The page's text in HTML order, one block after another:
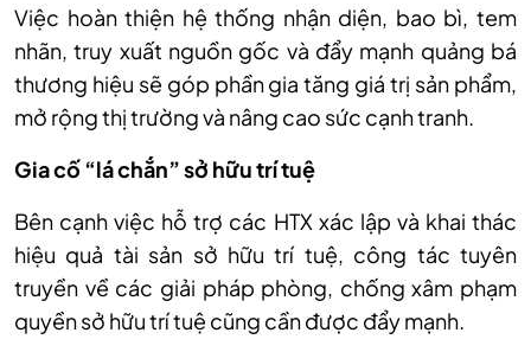
Việc hoàn thiện hệ thống nhận diện, bao bì, tem
nhãn, truy xuất nguồn gốc và đẩy mạnh quảng bá
thương hiệu sẽ góp phần gia tăng giá trị sản phẩm,
mở rộng thị trường và nâng cao sức cạnh tranh.
Gia cố “lá chắn” sở hữu trí tuệ
Bên cạnh việc hỗ trợ các HTX xác lập và khai thác
hiệu quả tài sản sở hữu trí tuệ, công tác tuyên
truyền về các giải pháp phòng, chống xâm phạm
quyền sở hữu trí tuệ cũng cần được đẩy mạnh.